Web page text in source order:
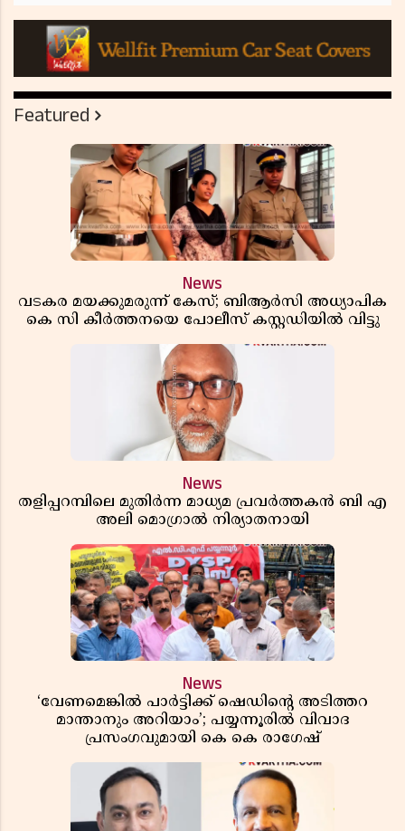
Featured
News
വടകര മയക്കുമരുന്ന് കേസ്; ബിആർസി അധ്യാപിക
കെ സി കീർത്തനയെ പോലീസ് കസ്റ്റഡിയിൽ വിട്ടു
News
തളിപ്പറമ്പിലെ മുതിർന്ന മാധ്യമ പ്രവർത്തകൻ ബി എ
അലി മൊഗ്രാൽ നിര്യാതനായി
News
‘വേണമെങ്കിൽ പാർട്ടിക്ക് ഷെഡിൻ്റെ അടിത്തറ
മാന്താനും അറിയാം’; പയ്യന്നൂരിൽ വിവാദ
പ്രസംഗവുമായി കെ കെ രാഗേഷ്